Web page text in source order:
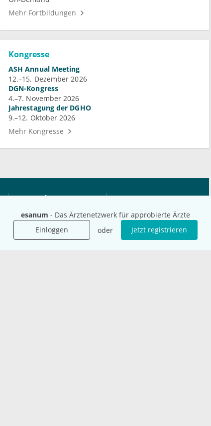
esanum - Das Ärztenetzwerk für approbierte Ärzte
Einloggen
oder Jetzt registrieren
Mehr Fortbildungen
Kongresse
ASH Annual Meeting
12.–15. Dezember 2026
DGN-Kongress
4.–7. November 2026
Jahrestagung der DGHO
9.–12. Oktober 2026
Mehr Kongresse
Unternehmen
Für Unternehmen
Für Agenturen
Ressourcen
Hilfe